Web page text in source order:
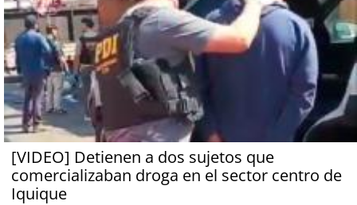
[VIDEO] Detienen a dos sujetos que
comercializaban droga en el sector centro de
Iquique